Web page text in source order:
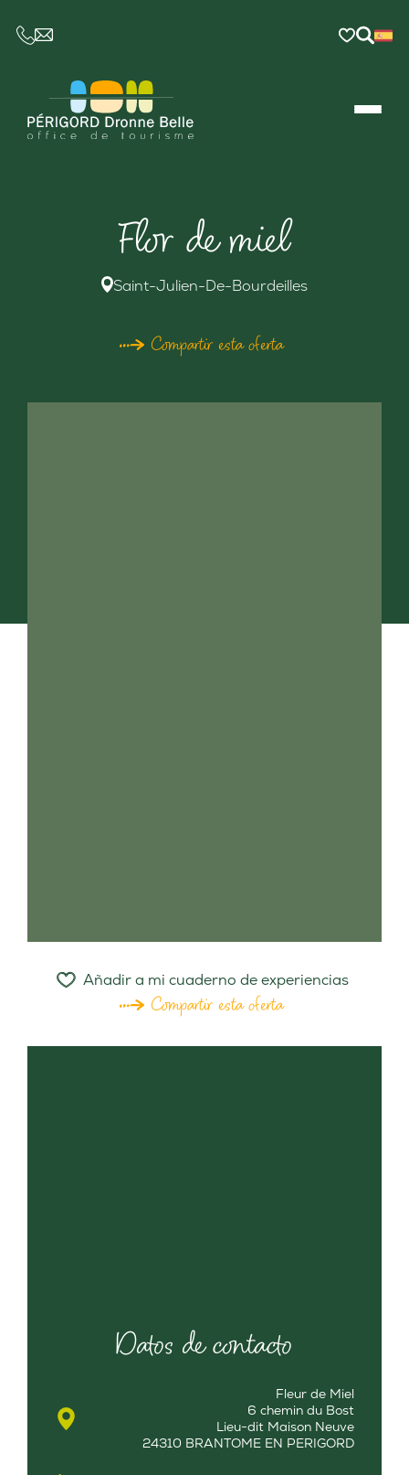
CE LIEN OUVRIRA VOTRE LOGICIEL DE
Flor de miel
Saint-Julien-De-Bourdeilles
Compartir esta oferta
Añadir a mi cuaderno de experiencias
Compartir esta oferta
Datos de contacto
Fleur de Miel
6 chemin du Bost
Lieu-dit Maison Neuve
24310 BRANTOME EN PERIGORD